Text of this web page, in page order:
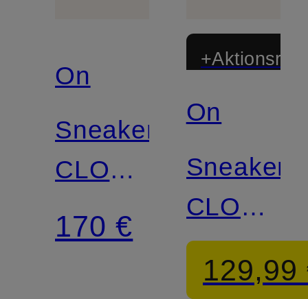
On
Sneaker
CLOUDNOVA
2
170 €
On
Sneaker
RIFT
129,99